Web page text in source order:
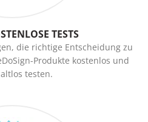
TESTS
die richtige Entscheidung zu
Produkte kostenlos und
testen.